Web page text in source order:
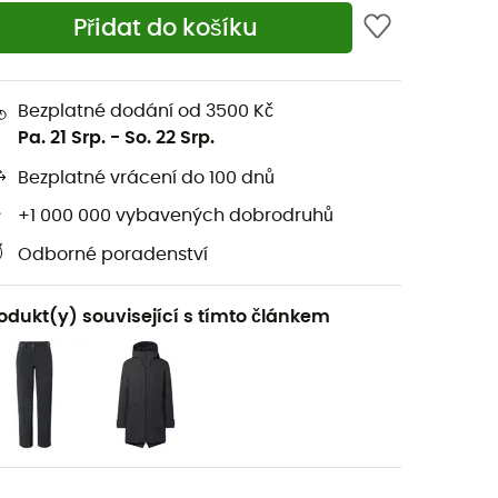
Přidat do košíku
Bezplatné dodání od 3500 Kč
Pa. 21 Srp. - So. 22 Srp.
Bezplatné vrácení do 100 dnů
+1 000 000 vybavených dobrodruhů
Odborné poradenství
související s tímto článkem